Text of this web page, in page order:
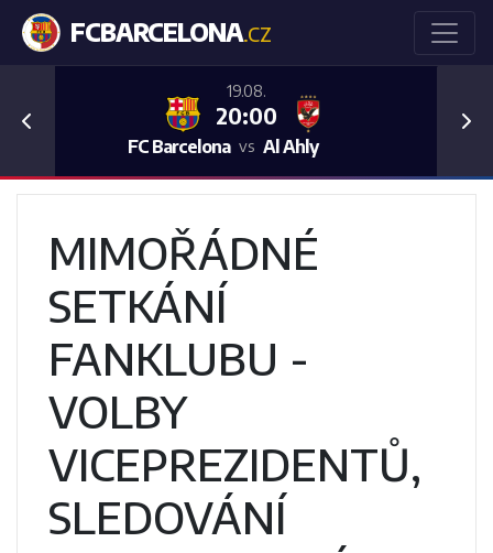
FCBARCELONA.CZ
19.08.
20:00
FC Barcelona vs Al Ahly
Previous
MIMOŘÁDNÉ
SETKÁNÍ
FANKLUBU -
VOLBY
VICEPREZIDENTŮ,
SLEDOVÁNÍ